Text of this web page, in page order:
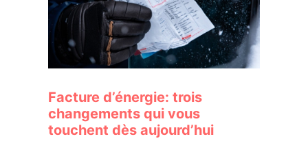
Facture d’énergie: trois
changements qui vous
touchent dès aujourd’hui